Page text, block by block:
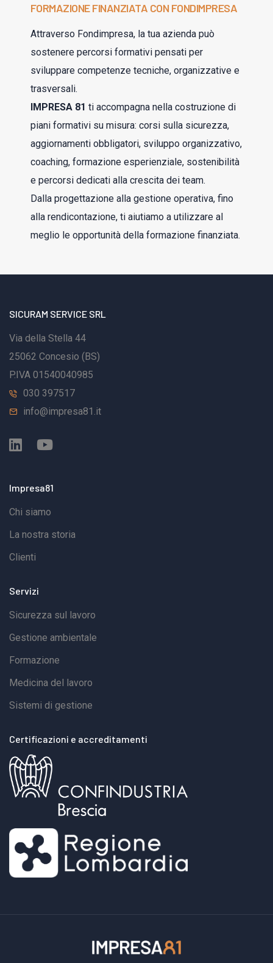
FORMAZIONE FINANZIATA CON FONDIMPRESA
Attraverso Fondimpresa, la tua azienda può
sostenere percorsi formativi pensati per
sviluppare competenze tecniche, organizzative e
trasversali.
IMPRESA 81 ti accompagna nella costruzione di
piani formativi su misura: corsi sulla sicurezza,
aggiornamenti obbligatori, sviluppo organizzativo,
coaching, formazione esperienziale, sostenibilità
e percorsi dedicati alla crescita dei team.
Dalla progettazione alla gestione operativa, fino
alla rendicontazione, ti aiutiamo a utilizzare al
meglio le opportunità della formazione finanziata.
SICURAM SERVICE SRL
Via della Stella 44
25062 Concesio (BS)
P.IVA 01540040985
030 397517
info@impresa81.it
Impresa81
Chi siamo
La nostra storia
Clienti
Servizi
Sicurezza sul lavoro
Gestione ambientale
Formazione
Medicina del lavoro
Sistemi di gestione
Certificazioni e accreditamenti